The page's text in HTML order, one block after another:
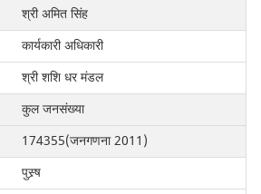
श्री अमित सिंह
कार्यकारी अधिकारी
श्री शशि धर मंडल
कुल जनसंख्या
174355(जनगणना 2011)
पुस्र्ष